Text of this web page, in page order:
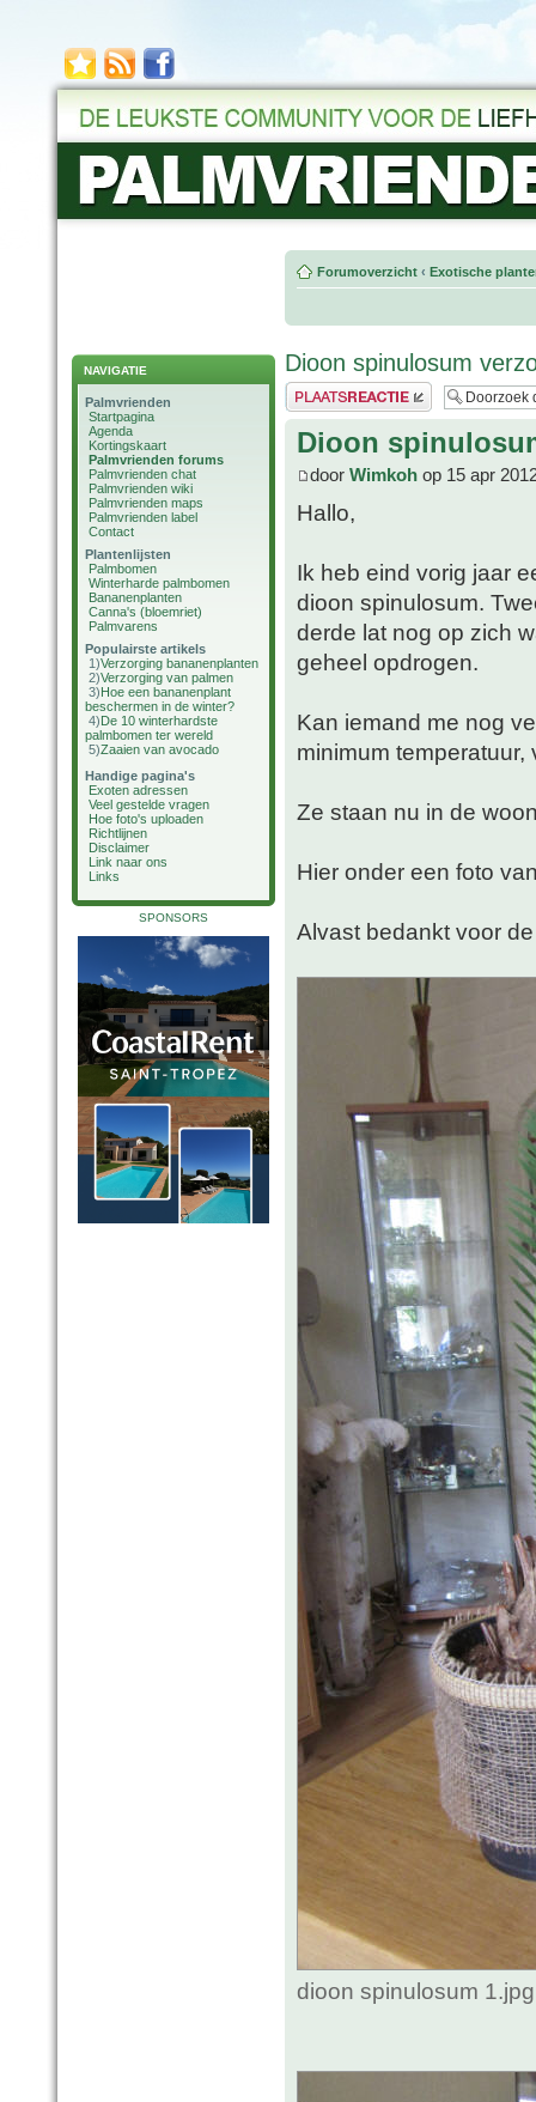
NAVIGATIE
Palmvrienden
Startpagina
Agenda
Kortingskaart
Palmvrienden forums
Palmvrienden chat
Palmvrienden wiki
Palmvrienden maps
Palmvrienden label
Contact
Plantenlijsten
Palmbomen
Winterharde palmbomen
Bananenplanten
Canna's (bloemriet)
Palmvarens
Populairste artikels
1)Verzorging bananenplanten
2)Verzorging van palmen
3)Hoe een bananenplant
beschermen in de winter?
4)De 10 winterhardste
palmbomen ter wereld
5)Zaaien van avocado
Handige pagina's
Exoten adressen
Veel gestelde vragen
Hoe foto's uploaden
Richtlijnen
Disclaimer
Link naar ons
Links
SPONSORS
Forumoverzicht ‹ Exotische
Dioon spinulosum
Plaats een reactie
Dioon
door Wimkoh op 15 apr
Hallo,
Ik heb eind vorig jaar
dioon spinulosum.
derde lat nog op zich
geheel opdrogen.
Kan iemand me nog
minimum
Ze staan nu in de
Hier onder een foto
Alvast bedankt voor
dioon spinulosum